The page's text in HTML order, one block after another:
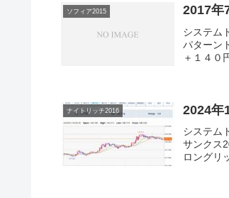
ソフィア2015 2017年
システム
パターン
＋１４０
ナイトリッチ2016 2024年
システム
サンクス
ロングリ